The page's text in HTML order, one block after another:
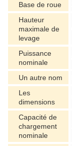
Base de roue
Hauteur
maximale de
levage
Puissance
nominale
Un autre nom
Les
dimensions
Capacité de
chargement
nominale